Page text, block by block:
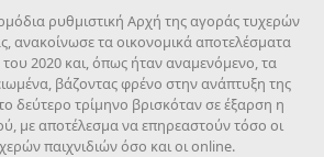
ρυθμιστική Αρχή της αγοράς τυχερών
ανακοίνωσε τα οικονομικά αποτελέσματα
2020 και, όπως ήταν αναμενόμενο, τα
βάζοντας φρένο στην ανάπτυξη της
δεύτερο τρίμηνο βρισκόταν σε έξαρση η
με αποτέλεσμα να επηρεαστούν τόσο οι
παιχνιδιών όσο και οι online.